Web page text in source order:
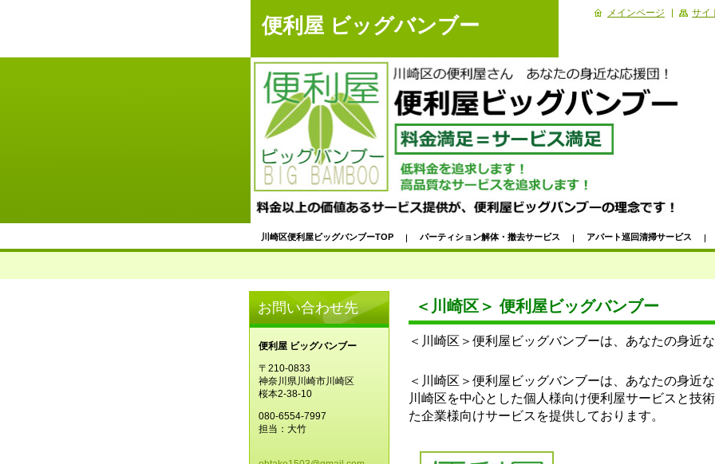
便利屋 ビッグバンブー
川崎区便利屋ビッグバンブーTOP パーティション解体・撤去サービス アパート巡回清掃サービス
＜川崎区＞掃除代行サービス｜ビッフェ形式ハウスクリーニング
草刈り・草取り・庭掃除｜代行サービス 浴室掃除｜浴室・浴槽・お風呂掃除代行サービス
＜川崎区＞ 便利屋ビッグバンブー
＜川崎区＞便利屋ビッグバンブーは、あなたの身近な
＜川崎区＞便利屋ビッグバンブーは、あなたの身近
川崎区を中心とした個人様向け便利屋サービスと技
た企業様向けサービスを提供しております。
お問い合わせ先
便利屋 ビッグバンブー
〒210-0833
神奈川県川崎市川崎区
桜本2-38-10
080-6554-7997
担当：大竹
メインページ サイ